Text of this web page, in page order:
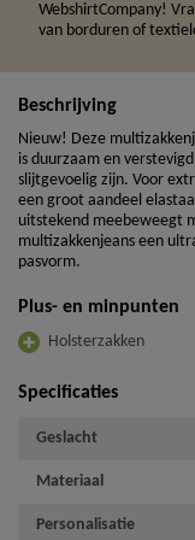
WebshirtCompany!
van borduren of
Beschrijving
Nieuw! Deze
is duurzaam en
slijtgevoelig zijn. Voor
een groot aandeel
uitstekend meebeweegt
multizakkenjeans een
pasvorm.
Plus- en minpunten
Holsterzakken
Specificaties
Geslacht
Materiaal
Personalisatie